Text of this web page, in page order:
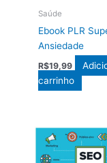
Saúde
Ebook PLR
Ansiedade
R$19,99
carrinho